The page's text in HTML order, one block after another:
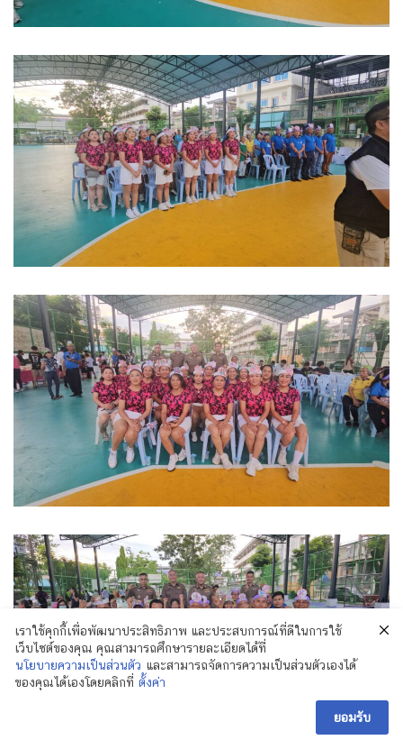
เราใช้คุกกี้เพื่อพัฒนาประสิทธิภาพ และประสบการณ์ที่ดีในการใช้
เว็บไซต์ของคุณ คุณสามารถศึกษารายละเอียดได้ที่
นโยบายความเป็นส่วนตัว และสามารถจัดการความเป็นส่วนตัวเองได้
ของคุณได้เองโดยคลิกที่ ตั้งค่า
ยอมรับ